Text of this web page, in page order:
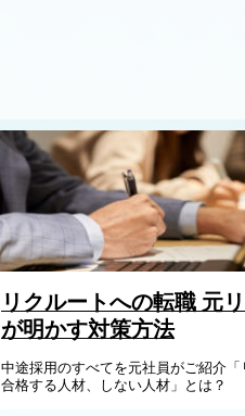
リクルートへの転職 元
が明かす対策方法
中途採用のすべてを元社員がご紹介
合格する人材、しない人材」とは？